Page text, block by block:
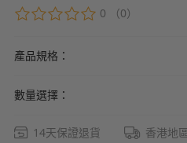
0 （0）
產品規格：
數量選擇：
14天保證退貨 香港地